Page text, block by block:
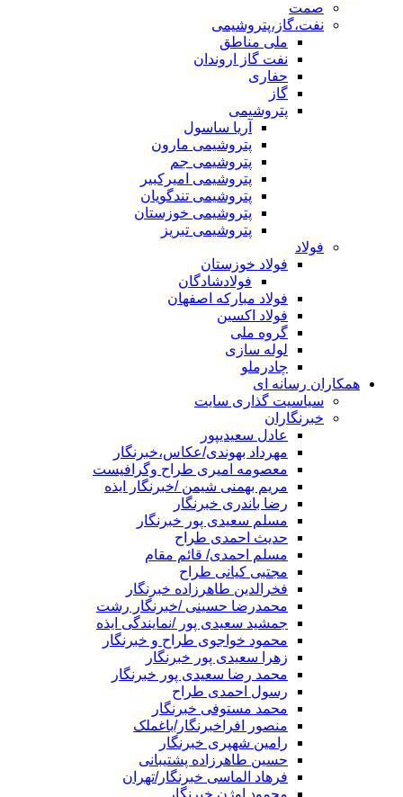
صمت
نفت،گاز،پتروشیمی
ملی مناطق
نفت گاز اروندان
حفاری
گاز
پتروشیمی
آریا ساسول
پتروشیمی مارون
پتروشیمی جم
پتروشیمی امیرکبیر
پتروشیمی تندگویان
پتروشیمی خوزستان
پتروشیمی تبریز
فولاد
فولاد خوزستان
فولادشادگان
فولاد مبارکه اصفهان
فولاد اکسین
گروه ملی
لوله سازی
چادرملو
همکاران رسانه ای
سیاسیت گذاری سایت
خبرنگاران
عادل سعیدیپور
مهرداد بهوندی/عکاس،خبرنگار
معصومه امیری طراح وگرافیست
مریم بهمنی شیمن /خبرنگار ایذه
رضا باندری خبرنگار
مسلم سعیدی پور خبرنگار
حدیث احمدی طراح
مسلم احمدی/ قائم مقام
مجتبی کیانی طراح
فخرالدین طاهرزاده خبرنگار
محمدرضا حسینی /خبرنگار رشت
جمشید سعیدی پور /نمایندگی ایذه
محمود خواجوی طراح و خبرنگار
زهرا سعیدی پور خبرنگار
محمد رضا سعیدی پور خبرنگار
رسول احمدی طراح
محمد مستوفی خبرنگار
منصور افراخبرنگار/باغملک
رامین شهپری خبرنگار
حسین طاهرزاده پشتیبانی
فرهاد الماسی خبرنگار/تهران
محمود اوژن خبرنگار